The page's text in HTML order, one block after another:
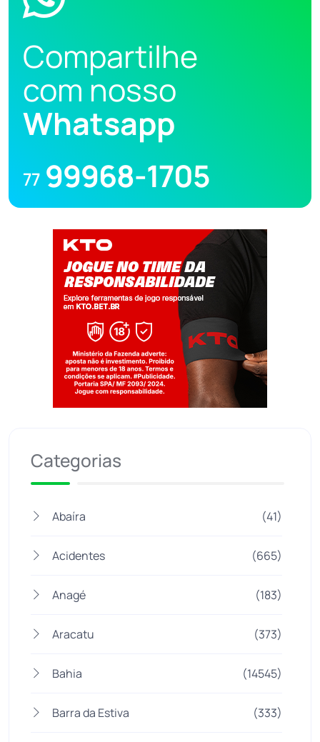
Compartilhe
com nosso
Whatsapp
77 99968-1705
Categorias
Abaíra (41)
Acidentes (665)
Anagé (183)
Aracatu (373)
Bahia (14545)
Barra da Estiva (333)